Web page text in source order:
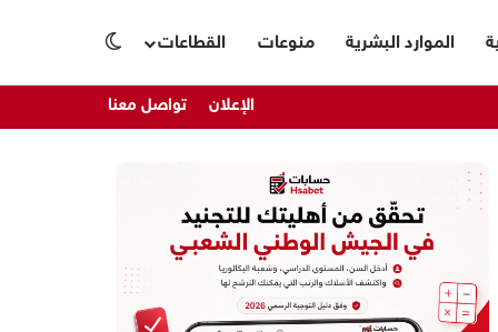
الموارد البشرية منوعات القطاعات
الإعلان تواصل معنا